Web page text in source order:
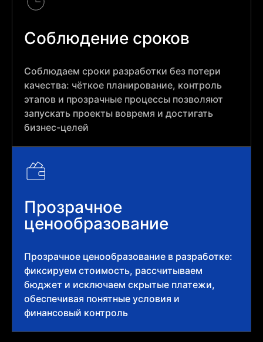
Соблюдение сроков
Соблюдаем сроки разработки без потери
качества: чёткое планирование, контроль
этапов и прозрачные процессы позволяют
запускать проекты вовремя и достигать
бизнес-целей
Прозрачное
ценообразование
Прозрачное ценообразование в разработке:
фиксируем стоимость, рассчитываем
бюджет и исключаем скрытые платежи,
обеспечивая понятные условия и
финансовый контроль